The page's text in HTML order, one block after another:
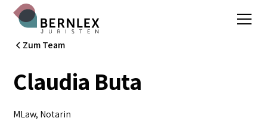
Zum Team
Claudia Buta
MLaw, Notarin